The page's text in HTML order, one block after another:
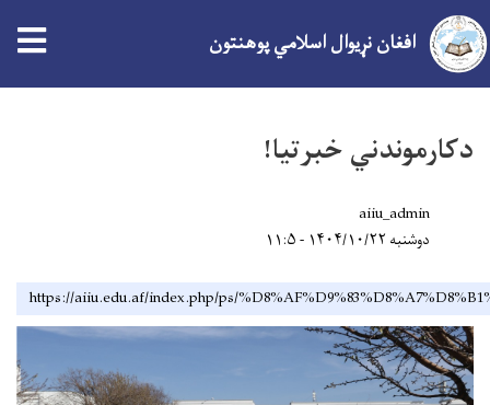
افغان نړیوال اسلامي پوهنتون
دكارموندني خبرتيا!
aiiu_admin
دوشنبه ۱۴۰۴/۱۰/۲۲ - ۱۱:۵
https://aiiu.edu.af/index.php/ps/